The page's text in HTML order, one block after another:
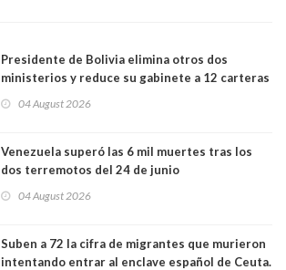
Presidente de Bolivia elimina otros dos
ministerios y reduce su gabinete a 12 carteras
04 August 2026
Venezuela superó las 6 mil muertes tras los
dos terremotos del 24 de junio
04 August 2026
Suben a 72 la cifra de migrantes que murieron
intentando entrar al enclave español de Ceuta.